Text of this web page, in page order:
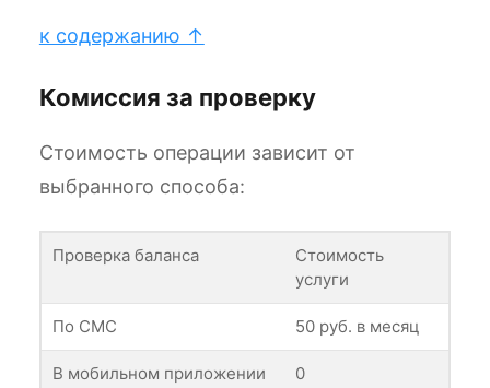
к содержанию ↑
Комиссия за проверку
Стоимость операции зависит от
выбранного способа:
Проверка баланса
Стоимость
услуги
По СМС 50 руб. в месяц
В мобильном приложении 0